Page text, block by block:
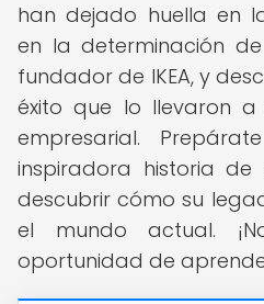
han dejado huella en
en la determinación
fundador de IKEA, y
éxito que lo llevaron a
empresarial.
inspiradora historia
descubrir cómo su
el mundo actual.
oportunidad de